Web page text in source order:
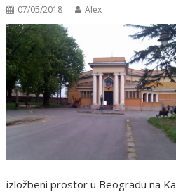
07/05/2018 Alex
izložbeni prostor u Beogradu na